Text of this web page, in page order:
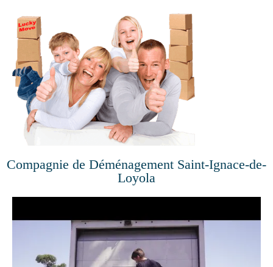
Compagnie de Déménagement Saint-Ignace-de-
Loyola